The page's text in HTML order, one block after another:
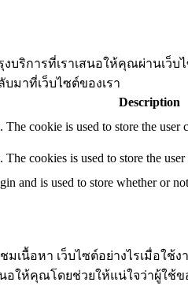
บริการที่เราเสนอให้คุณผ่านเ
มาที่เว็บไซต์ของเรา
Description
cookie is used to store the
cookies is used to store the
and is used to store whether or
เนื้อหา เว็บไซต์อย่างไรเมื่อ
อให้คุณโดยช่วยให้แน่ใจว่าผู้ใช้